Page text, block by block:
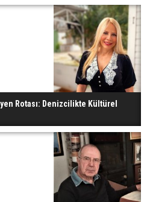
Rotası: Denizcilikte Kültürel